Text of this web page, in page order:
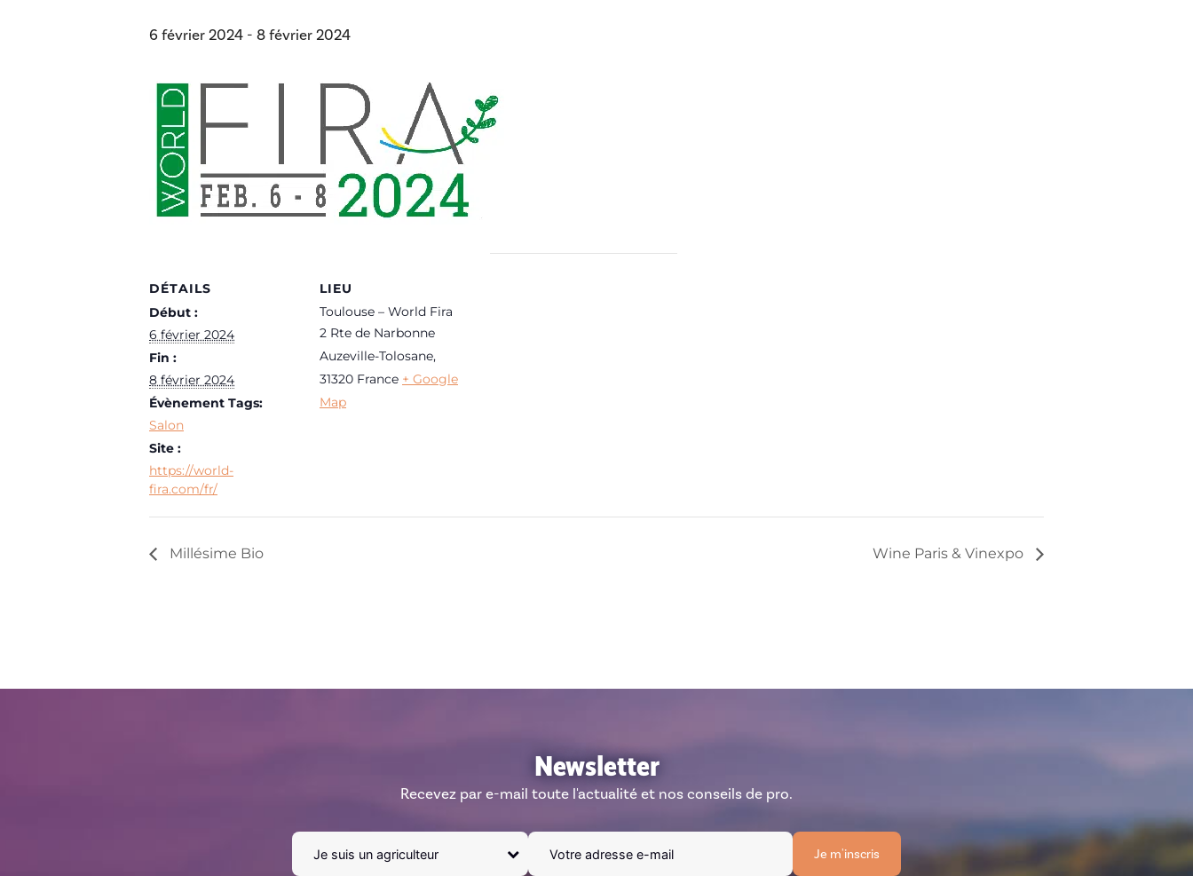
6 février 2024 - 8 février 2024
DÉTAILS
Début :
6 février 2024
Fin :
8 février 2024
Évènement Tags:
Salon
Site :
https://world-
fira.com/fr/
LIEU
Toulouse – World Fira
2 Rte de Narbonne
Auzeville-Tolosane,
31320 France + Google
Map
Millésime Bio Wine Paris & Vinexpo
Newsletter
Recevez par e-mail toute l'actualité et nos conseils de pro.